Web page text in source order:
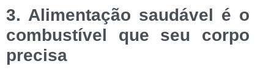
3. Alimentação saudável é o
combustível que seu corpo
precisa